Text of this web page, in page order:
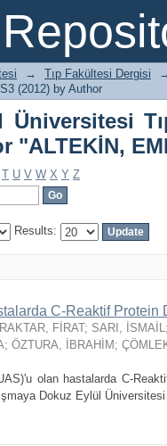
→ Tıp Fakültesi Dergisi
(2012) by Author
"ALTEKİN,
T U V W X Y Z
Results:
C-Reaktif Protein
FİRAT; SARI, İSMAİL
; ÖZTURA, İBRAHİM ;
olan hastalarda C-
Dokuz Eylül